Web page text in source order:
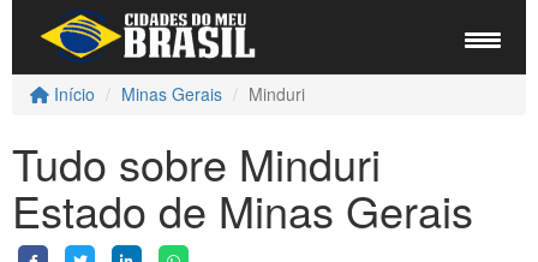
Início Minas Gerais Minduri
Tudo sobre Minduri
Estado de Minas Gerais